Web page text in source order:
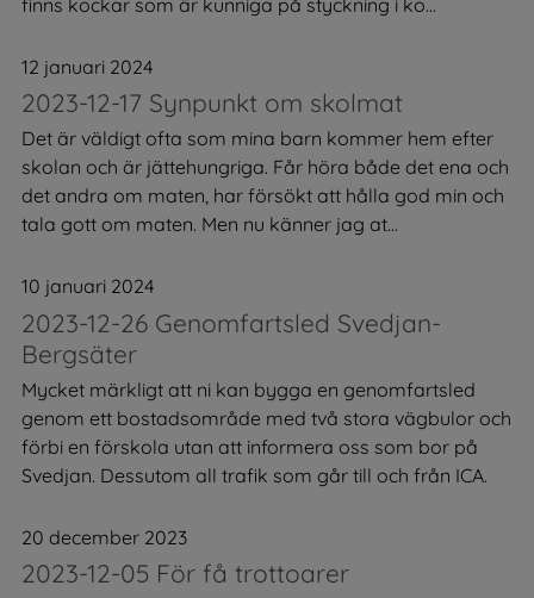
12 januari 2024
2023-12-17 Synpunkt om skolmat
Det är väldigt ofta som mina barn kommer hem efter
skolan och är jättehungriga. Får höra både det ena och
det andra om maten, har försökt att hålla god min och
tala gott om maten. Men nu känner jag at...
10 januari 2024
2023-12-26 Genomfartsled Svedjan-
Bergsäter
Mycket märkligt att ni kan bygga en genomfartsled
genom ett bostadsområde med två stora vägbulor och
förbi en förskola utan att informera oss som bor på
Svedjan. Dessutom all trafik som går till och från ICA.
20 december 2023
2023-12-05 För få trottoarer